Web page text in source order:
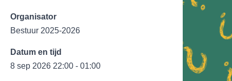
Organisator
Bestuur 2025-2026
Datum en tijd
8 sep 2026 22:00 - 01:00